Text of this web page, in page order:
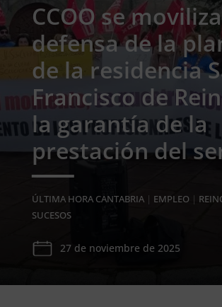
CCOO se
defensa de la
de la residencia
Francisco de
la garantía de la
prestación del
ÚLTIMA HORA CANTABRIA| EMPLEO|
SUCESOS
27 de noviembre de 2025